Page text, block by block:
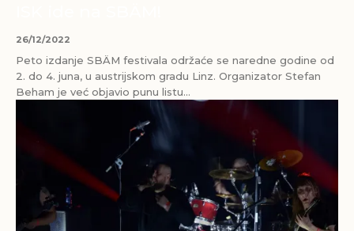
26/12/2022
Peto izdanje SBÄM festivala održaće se naredne godine od
2. do 4. juna, u austrijskom gradu Linz. Organizator Stefan
Beham je već objavio punu listu...